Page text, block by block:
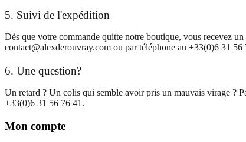
5. Suivi de l'expédition
Dès que votre commande quitte notre boutique, vous recevez
contact@alexderouvray.com ou par téléphone au +33(0)6 31 56
6. Une question?
Un retard ? Un colis qui semble avoir pris un mauvais virage ?
+33(0)6 31 56 76 41.
Mon compte